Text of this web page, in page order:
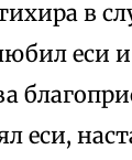
в
еси
еси,